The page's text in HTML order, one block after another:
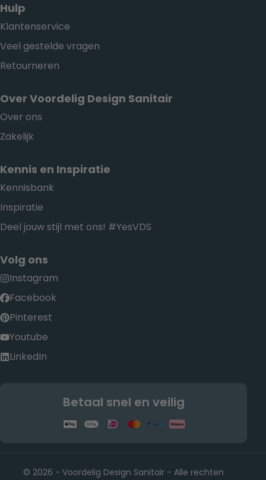
Hulp
Klantenservice
Veel gestelde vragen
Retourneren
Over Voordelig Design Sanitair
Over ons
Zakelijk
Kennis en Inspiratie
Kennisbank
Inspiratie
Deel jouw stijl met ons! #YesVDS
Volg ons
Instagram
Facebook
Pinterest
Youtube
LinkedIn
Betaal snel en veilig
© 2026 - Voordelig Design Sanitair - Alle rechten